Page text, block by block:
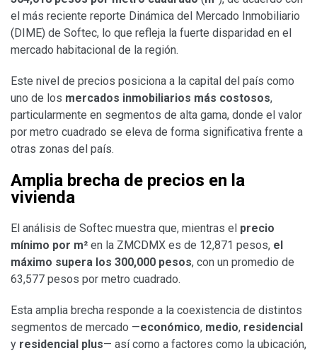
el más reciente reporte Dinámica del Mercado Inmobiliario
(DIME) de Softec, lo que refleja la fuerte disparidad en el
mercado habitacional de la región.
Este nivel de precios posiciona a la capital del país como
uno de los mercados inmobiliarios más costosos,
particularmente en segmentos de alta gama, donde el valor
por metro cuadrado se eleva de forma significativa frente a
otras zonas del país.
Amplia brecha de precios en la
vivienda
El análisis de Softec muestra que, mientras el precio
mínimo por m² en la ZMCDMX es de 12,871 pesos, el
máximo supera los 300,000 pesos, con un promedio de
63,577 pesos por metro cuadrado.
Esta amplia brecha responde a la coexistencia de distintos
segmentos de mercado —económico, medio, residencial
y residencial plus— así como a factores como la ubicación,